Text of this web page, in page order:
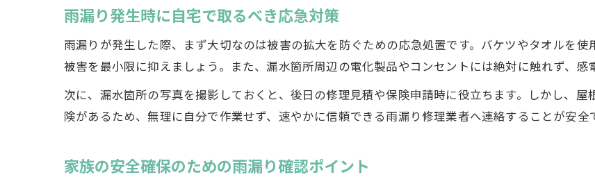
飛び込み営業のリスクと断り方
口コミ評価から見る信頼できる業者傾向
雨漏り修理費用の内訳徹底比較表
雨漏り発生時に自宅で取るべき応急対策
雨漏りが発生した際、まず大切なのは被害の拡大を防ぐための応急処置です。バケツやタオルを
被害を最小限に抑えましょう。また、漏水箇所周辺の電化製品やコンセントには絶対に触れず、感
次に、漏水箇所の写真を撮影しておくと、後日の修理見積や保険申請時に役立ちます。しかし、
険があるため、無理に自分で作業せず、速やかに信頼できる雨漏り修理業者へ連絡することが安全
家族の安全確保のための雨漏り確認ポイント